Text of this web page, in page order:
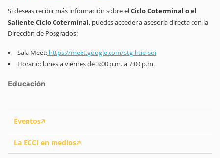
Eventos
La ECCI en medios
Si deseas recibir más información sobre elCiclo Coterminal o el
Saliente Ciclo Coterminal, puedes acceder a asesoría directa con la
Dirección de Posgrados:
Sala Meet: https://meet.google.com/stg-htie-soi
Horario: lunes a viernes de 3:00 p.m. a 7:00 p.m.
Educación